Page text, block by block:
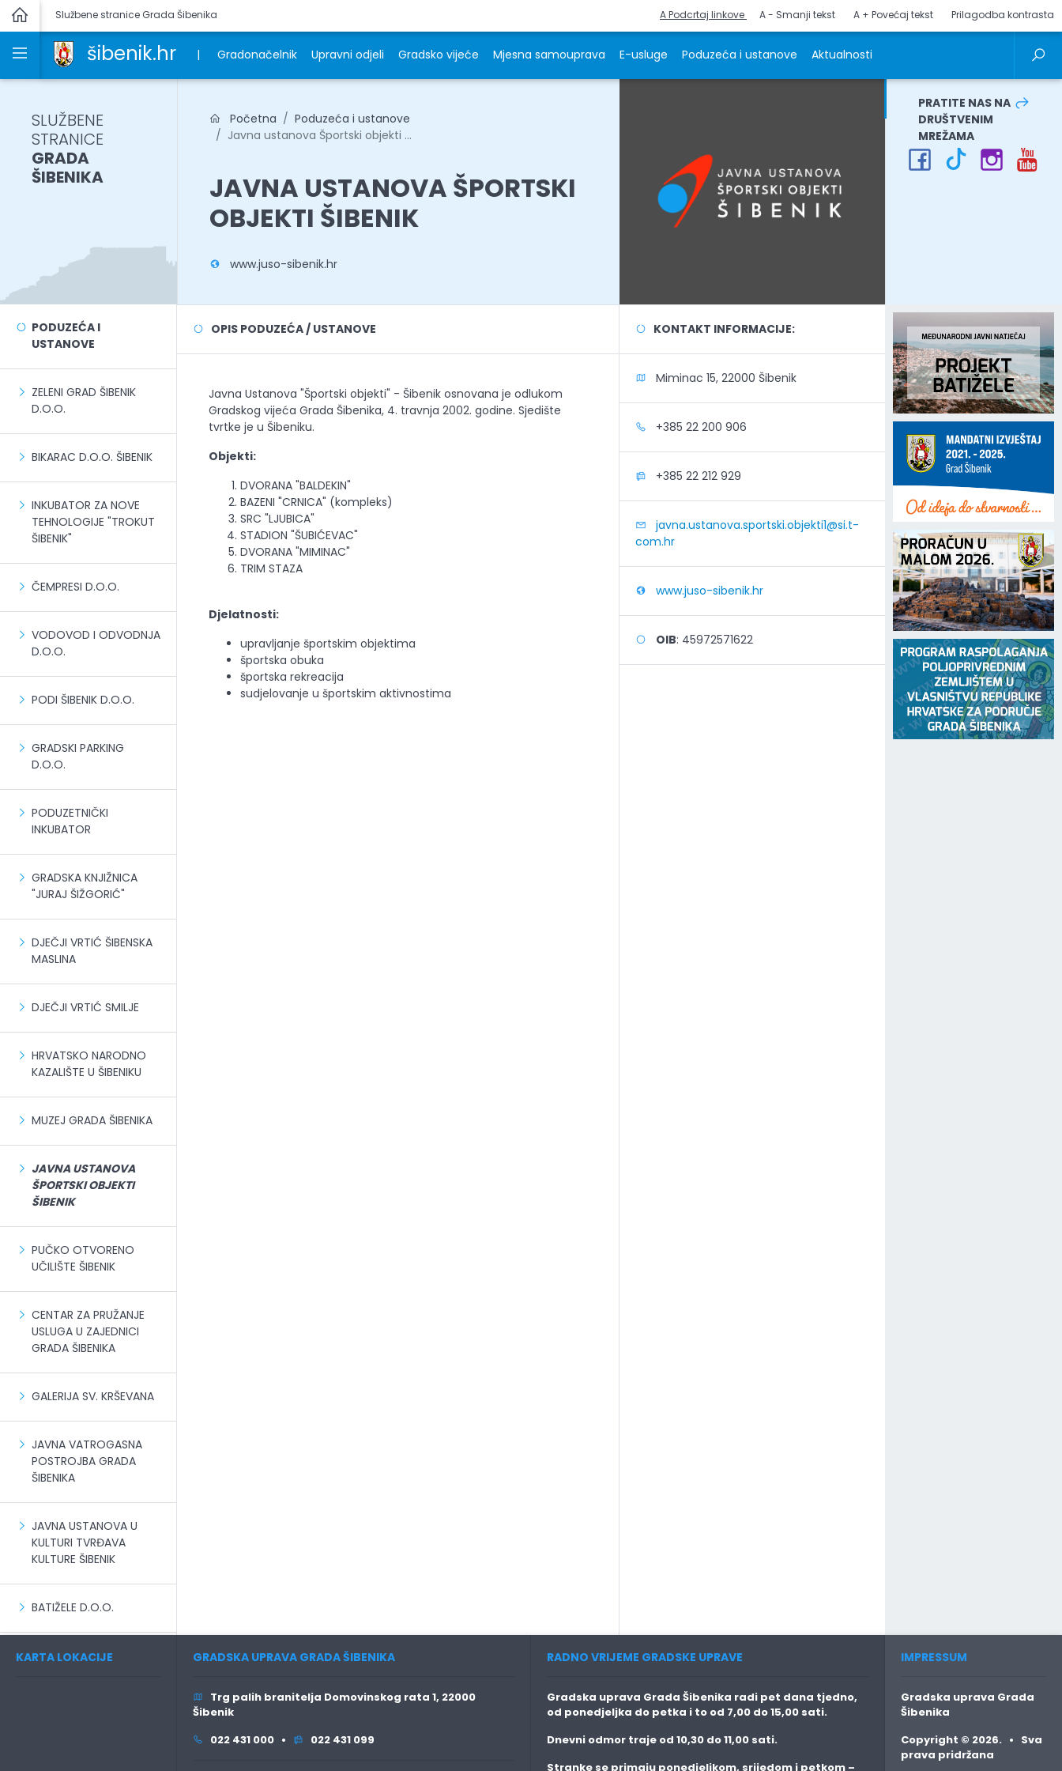
Službene stranice Grada Šibenika A Podcrtaj linkove A - Smanji tekst A + Povećaj tekst Prilagodba kontrasta
šibenik.hr | Gradonačelnik Upravni odjeli Gradsko vijeće Mjesna samouprava E-usluge Poduzeća i ustanove Aktualnosti
SLUŽBENE
STRANICE
GRADA
ŠIBENIKA
Početna
Poduzeća i ustanove
Javna ustanova Športski objekti ...
JAVNA USTANOVA ŠPORTSKI
OBJEKTI ŠIBENIK
www.juso-sibenik.hr
PRATITE NAS NA
DRUŠTVENIM
MREŽAMA
PODUZEĆA I
USTANOVE
ZELENI GRAD ŠIBENIK
D.O.O.
BIKARAC D.O.O. ŠIBENIK
INKUBATOR ZA NOVE
TEHNOLOGIJE "TROKUT
ŠIBENIK"
ČEMPRESI D.O.O.
VODOVOD I ODVODNJA
D.O.O.
PODI ŠIBENIK D.O.O.
GRADSKI PARKING
D.O.O.
PODUZETNIČKI
INKUBATOR
GRADSKA KNJIŽNICA
"JURAJ ŠIŽGORIĆ"
DJEČJI VRTIĆ ŠIBENSKA
MASLINA
DJEČJI VRTIĆ SMILJE
HRVATSKO NARODNO
KAZALIŠTE U ŠIBENIKU
MUZEJ GRADA ŠIBENIKA
JAVNA USTANOVA
ŠPORTSKI OBJEKTI
ŠIBENIK
PUČKO OTVORENO
UČILIŠTE ŠIBENIK
CENTAR ZA PRUŽANJE
USLUGA U ZAJEDNICI
GRADA ŠIBENIKA
GALERIJA SV. KRŠEVANA
JAVNA VATROGASNA
POSTROJBA GRADA
ŠIBENIKA
JAVNA USTANOVA U
KULTURI TVRĐAVA
KULTURE ŠIBENIK
BATIŽELE D.O.O.
OPIS PODUZEĆA / USTANOVE
Javna Ustanova "Športski objekti" - Šibenik osnovana je odlukom
Gradskog vijeća Grada Šibenika, 4. travnja 2002. godine. Sjedište
tvrtke je u Šibeniku.
Objekti:
DVORANA "BALDEKIN"
BAZENI "CRNICA" (kompleks)
SRC "LJUBICA"
STADION "ŠUBIĆEVAC"
DVORANA "MIMINAC"
TRIM STAZA
Djelatnosti:
upravljanje športskim objektima
športska obuka
športska rekreacija
sudjelovanje u športskim aktivnostima
KONTAKT INFORMACIJE:
Miminac 15, 22000 Šibenik
+385 22 200 906
+385 22 212 929
javna.ustanova.sportski.objekti1@si.t-
com.hr
www.juso-sibenik.hr
OIB: 45972571622
KARTA LOKACIJE GRADSKA UPRAVA GRADA ŠIBENIKA
Trg palih branitelja Domovinskog rata 1, 22000
Šibenik
022 431 000 •
022 431 099
RADNO VRIJEME GRADSKE UPRAVE
Gradska uprava Grada Šibenika radi pet dana tjedno,
od ponedjeljka do petka i to od 7,00 do 15,00 sati.
Dnevni odmor traje od 10,30 do 11,00 sati.
Stranke se primaju ponedjeljkom, srijedom i petkom –
IMPRESSUM
Gradska uprava Grada
Šibenika
Copyright © 2026. • Sva
prava pridržana